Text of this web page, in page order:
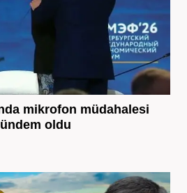
mikrofon müdahalesi
oldu